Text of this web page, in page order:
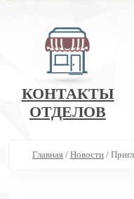
КОНТАКТЫ
ОТДЕЛОВ
Главная / Новости /